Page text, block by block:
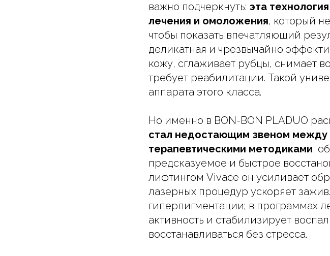
важно подчеркнуть: эта
лечения и омоложения, который
чтобы показать впечатляющий
деликатная и чрезвычайно
кожу, сглаживает рубцы, снимает
требует реабилитации. Такой
аппарата этого класса.
Но именно в BON-BON PLADUO
стал недостающим звеном между
терапевтическими методиками,
предсказуемое и быстрое
лифтингом Vivace он усиливает
лазерных процедур ускоряет
гиперпигментации; в программах
активность и стабилизирует
восстанавливаться без стресса.